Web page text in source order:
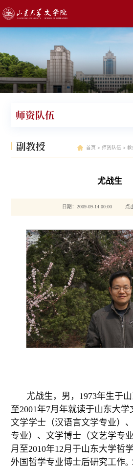
师资队伍
副教授 首页 > 师资队伍 > 教
尤战生
日期：2009-09-14 00:00 点击
尤战生，男，1973年生于
至2001年7月年就读于山东大
文学学士（汉语言文学专业）
专业）、文学博士（文艺学专
月至2010年12月于山东大学哲
外国哲学专业博士后研究工作。